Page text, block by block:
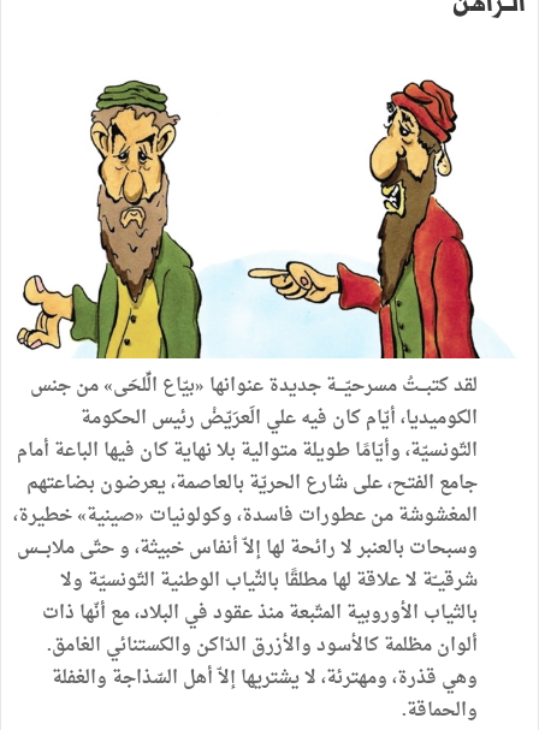
لقدكتبـــتُمسرحيّـــةجديدةعنوانها «بيّاع الِّلحَى»منجنس
الكوميديا،أيّامكان فيهعلي الَعرَيّضْ رئيس الحكومة
التّونسيّة،وأيّامًاطويلةمتوالية بلانهايةكان فيها الباعة أمام
جامع الفتح،علىشارع الحريّة بالعاصمة،يعرضون بضاعتهم
المغشوشةمنعطورات فاسدة،وكولونيات «صينية»خطيرة،
وسبحات بالعنبرلارائحة لهاإلاّأنفاسخبيثة،وحتّىملابـــس
شرقيــّة لاعلاقة لهامطلقًا بالثّياب الوطنية التّونسيّة ولا
بالثياب الأوروبية المتّبعةمنذعقودفي البلاد،مع أنّها ذات
ألوانمظلمةكالأسودوالأزرق الدّاكن والكستنائي الغامق.
وهي قذرة،ومهترئة،لايشتريهاإلاّأهل السّذاجة والغفلة
والحماقة.